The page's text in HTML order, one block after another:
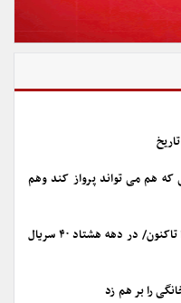
که هم می تواند پرواز کند وهم
تاریخچه سریال‌های ماه رمضان از ابتدا تاکنون/ در دهه هشتاد ۴۰ سریال
را بر هم زد